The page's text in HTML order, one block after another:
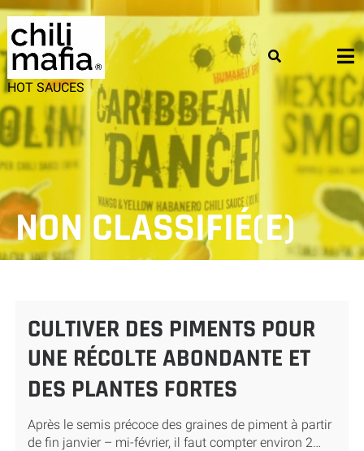
Skip
to
content
HOT SAUCES
NON CLASSIFIÉ(E)
CULTIVER DES PIMENTS POUR
UNE RÉCOLTE ABONDANTE ET
DES PLANTES FORTES
Après le semis précoce des graines de piment à partir
de fin janvier – mi-février, il faut compter environ 2…